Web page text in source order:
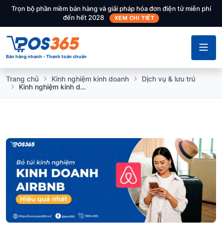
Trọn bộ phần mềm bán hàng và giải pháp hóa đơn điện tử miễn phí
đến hết 2028
XEM CHI TIẾT
Bán hàng nhanh - Thanh toán chuẩn
Trang chủ Kinh nghiệm kinh doanh
Dịch vụ & lưu trú
Kinh nghiệm kinh doanh Airbnb 2026: Tối ưu vốn, né rủi ro pháp lý